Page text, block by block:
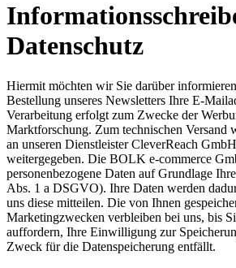
Datenschutz
Hiermit möchten wir Sie darüber
Bestellung unseres Newsletters Ihre E-
Verarbeitung erfolgt zum Zwecke der
Marktforschung. Zum technischen Versand
an unseren Dienstleister CleverReach
weitergegeben. Die BOLK e-commerce
personenbezogene Daten auf Grundlage
Abs. 1 a DSGVO). Ihre Daten werden
uns diese mitteilen. Die von Ihnen
Marketingzwecken verbleiben bei uns, bis
auffordern, Ihre Einwilligung zur
Zweck für die Datenspeicherung entfällt.